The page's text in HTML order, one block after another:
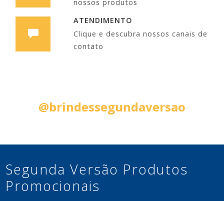
nossos produtos
ATENDIMENTO
Clique e descubra nossos canais de
contato
@brindessegundaversao
Segunda Versão Produtos
Promocionais